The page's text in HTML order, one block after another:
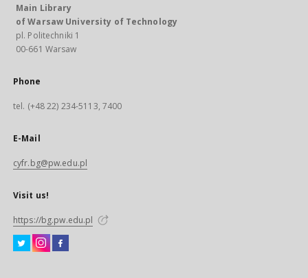
Main Library
of Warsaw University of Technology
pl. Politechniki 1
00-661 Warsaw
Phone
tel. (+48 22) 234-5113, 7400
E-Mail
cyfr.bg@pw.edu.pl
Visit us!
https://bg.pw.edu.pl